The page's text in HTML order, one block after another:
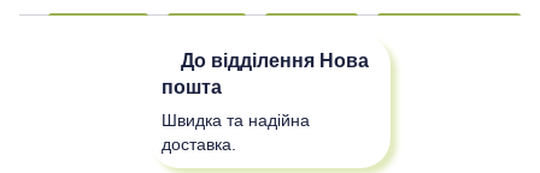
До відділення Нова
пошта
Швидка та надійна
доставка.